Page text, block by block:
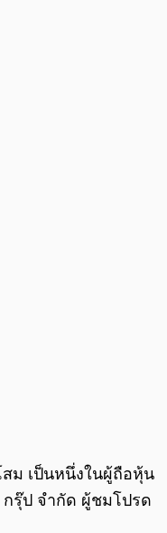
ม เป็นหนึ่งในผู้ถือหุ้น
รุ๊ป จำกัด ผู้ชมโปรด